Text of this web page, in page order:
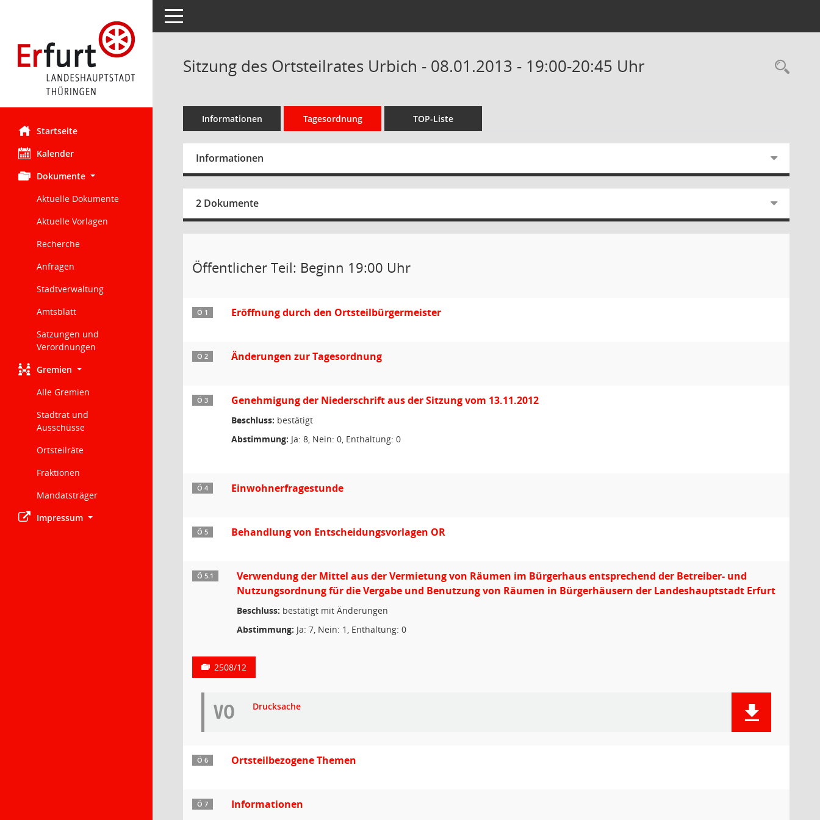
Startseite
Kalender
Dokumente
Aktuelle Dokumente
Aktuelle Vorlagen
Recherche
Anfragen
Stadtverwaltung
Amtsblatt
Satzungen und
Verordnungen
Gremien
Alle Gremien
Stadtrat und
Ausschüsse
Ortsteilräte
Fraktionen
Mandatsträger
Impressum
Toggle navigation
Sitzung des Ortsteilrates Urbich - 08.01.2013 - 19:00-20:45 Uhr
Informationen Tagesordnung TOP-Liste
Informationen
2 Dokumente
Öffentlicher Teil: Beginn 19:00 Uhr
Ö 1 Eröffnung durch den Ortsteilbürgermeister
Ö 2 Änderungen zur Tagesordnung
Ö 3 Genehmigung der Niederschrift aus der Sitzung vom 13.11.2012
Beschluss: bestätigt
Abstimmung: Ja: 8, Nein: 0, Enthaltung: 0
Ö 4 Einwohnerfragestunde
Ö 5 Behandlung von Entscheidungsvorlagen OR
Ö 5.1
Verwendung der Mittel aus der Vermietung von Räumen im Bürgerhaus entsprechend der Betreiber- und
Nutzungsordnung für die Vergabe und Benutzung von Räumen in Bürgerhäusern der Landeshauptstadt Erfurt
Beschluss: bestätigt mit Änderungen
Abstimmung: Ja: 7, Nein: 1, Enthaltung: 0
2508/12
VO Drucksache
Ö 6 Ortsteilbezogene Themen
Ö 7 Informationen